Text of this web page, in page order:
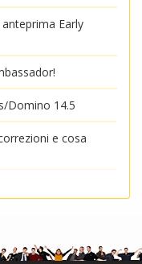
Early
Domino 14.5
e cosa